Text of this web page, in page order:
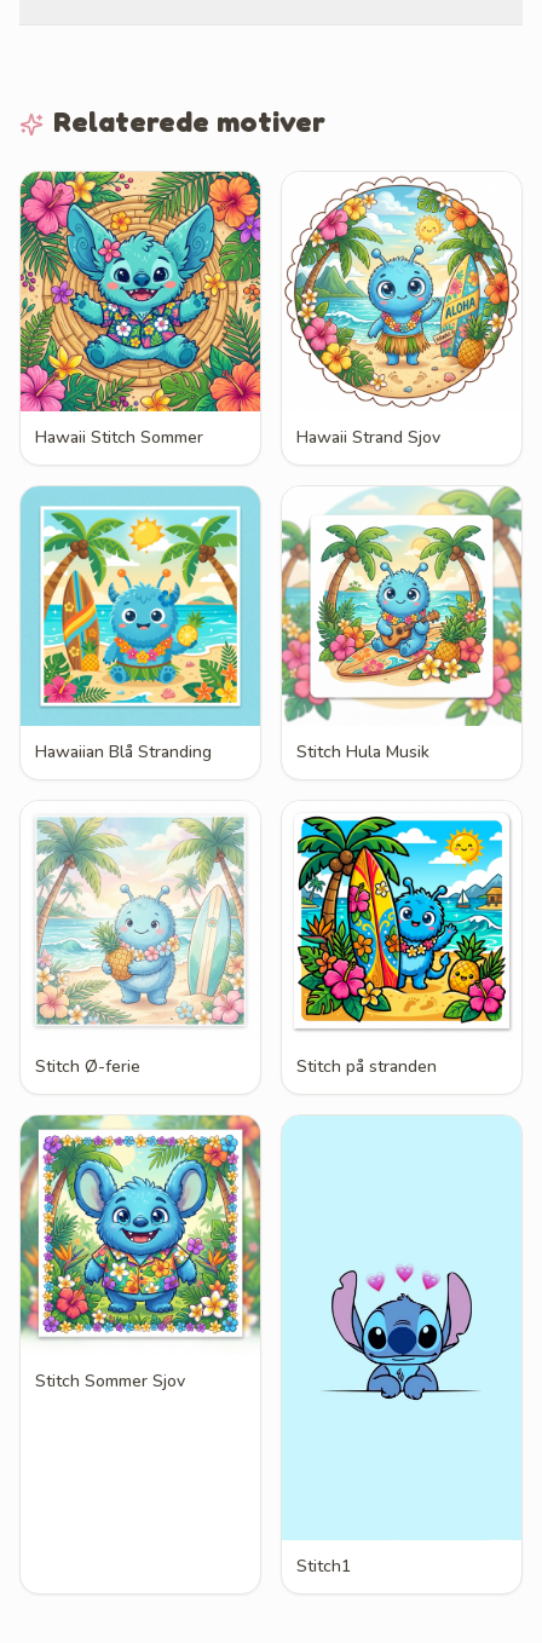
Relaterede motiver
Hawaii Stitch Sommer Hawaii Strand Sjov
Hawaiian Blå Stranding Stitch Hula Musik
Stitch Ø-ferie Stitch på stranden
Stitch Sommer Sjov
Stitch1